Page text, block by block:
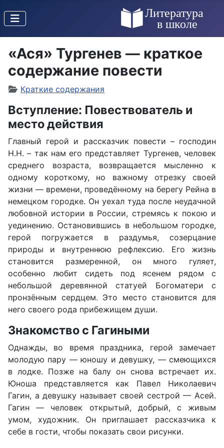
«Ася» Тургенев — краткое
содержание повести
Краткие содержания
Вступление: Повествователь и
место действия
Главный герой и рассказчик повести – господин
Н.Н. – так нам его представляет Тургенев, человек
среднего возраста, возвращается мысленно к
одному короткому, но важному отрезку своей
жизни — времени, проведённому на берегу Рейна в
немецком городке. Он уехал туда после неудачной
любовной истории в России, стремясь к покою и
уединению. Остановившись в небольшом городке,
герой погружается в раздумья, созерцание
природы и внутреннюю рефлексию. Его жизнь
становится размеренной, он много гуляет,
особенно любит сидеть под ясенем рядом с
небольшой деревянной статуей Богоматери с
пронзённым сердцем. Это место становится для
него своего рода прибежищем души.
Знакомство с Гагиными
Однажды, во время праздника, герой замечает
молодую пару — юношу и девушку, — смеющихся
в лодке. Позже на балу он снова встречает их.
Юноша представляется как Павел Николаевич
Гагин, а девушку называет своей сестрой — Асей.
Гагин — человек открытый, добрый, с живым
умом, художник. Он приглашает рассказчика к
себе в гости, чтобы показать свои рисунки.